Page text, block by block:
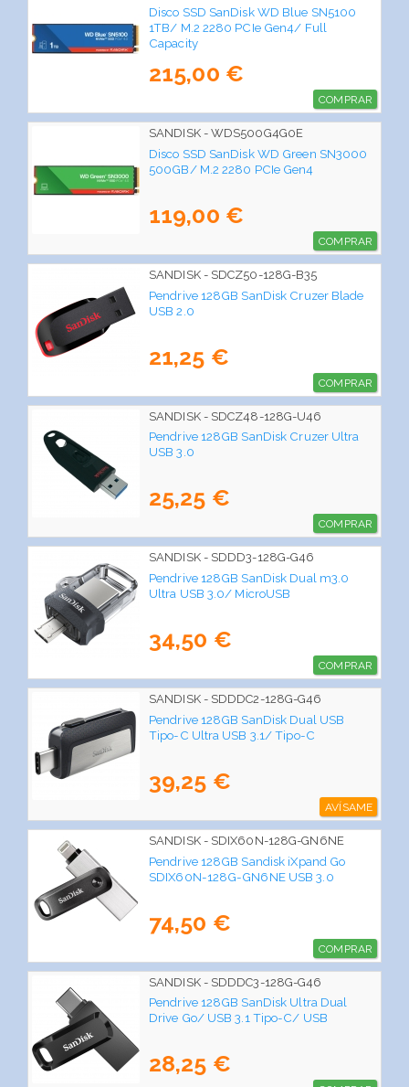
Disco SSD SanDisk WD Blue SN5100
1TB/ M.2 2280 PCIe Gen4/ Full
Capacity
215,00 €
COMPRAR
SANDISK - WDS500G4G0E
Disco SSD SanDisk WD Green SN3000
500GB/ M.2 2280 PCIe Gen4
119,00 €
COMPRAR
SANDISK - SDCZ50-128G-B35
Pendrive 128GB SanDisk Cruzer Blade
USB 2.0
21,25 €
COMPRAR
SANDISK - SDCZ48-128G-U46
Pendrive 128GB SanDisk Cruzer Ultra
USB 3.0
25,25 €
COMPRAR
SANDISK - SDDD3-128G-G46
Pendrive 128GB SanDisk Dual m3.0
Ultra USB 3.0/ MicroUSB
34,50 €
COMPRAR
SANDISK - SDDDC2-128G-G46
Pendrive 128GB SanDisk Dual USB
Tipo-C Ultra USB 3.1/ Tipo-C
39,25 €
AVÍSAME
SANDISK - SDIX60N-128G-GN6NE
Pendrive 128GB Sandisk iXpand Go
SDIX60N-128G-GN6NE USB 3.0
74,50 €
COMPRAR
SANDISK - SDDDC3-128G-G46
Pendrive 128GB SanDisk Ultra Dual
Drive Go/ USB 3.1 Tipo-C/ USB
28,25 €